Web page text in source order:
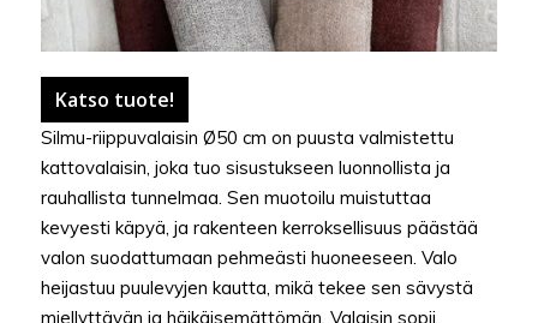
Katso tuote!
Silmu-riippuvalaisin Ø50 cm on puusta valmistettu
kattovalaisin, joka tuo sisustukseen luonnollista ja
rauhallista tunnelmaa. Sen muotoilu muistuttaa
kevyesti käpyä, ja rakenteen kerroksellisuus päästää
valon suodattumaan pehmeästi huoneeseen. Valo
heijastuu puulevyjen kautta, mikä tekee sen sävystä
miellyttävän ja häikäisemättömän. Valaisin sopii